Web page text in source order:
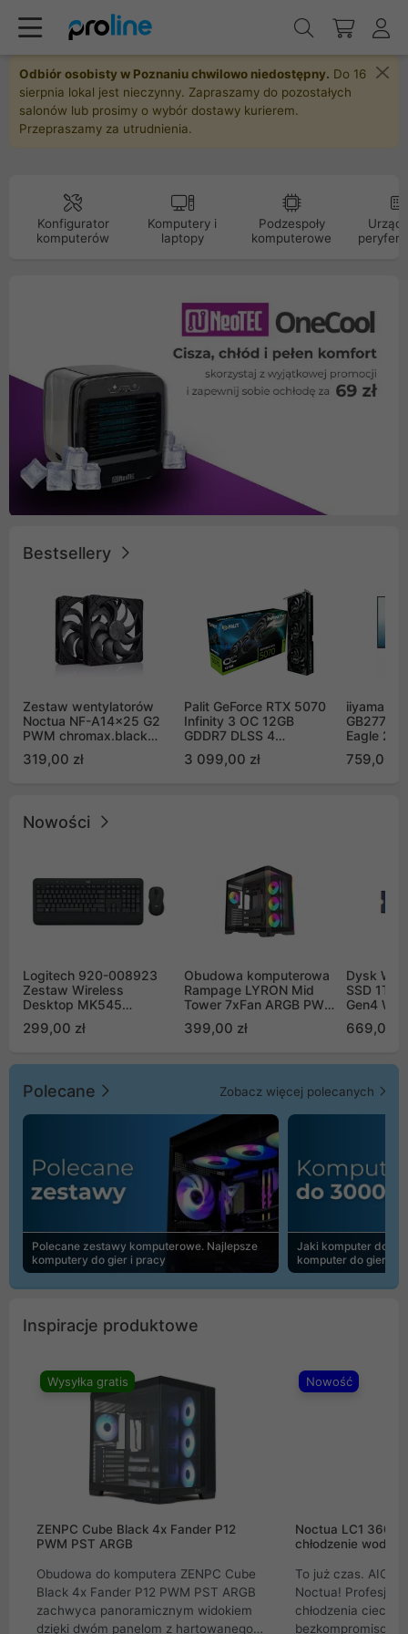
Odbiór osobisty w Poznaniu chwilowo niedostępny. Do 16
sierpnia lokal jest nieczynny. Zapraszamy do pozostałych
salonów lub prosimy o wybór dostawy kurierem.
Przepraszamy za utrudnienia.
Konfigurator
komputerów
Komputery i
laptopy
Podzespoły
komputerowe
Bestsellery
Zestaw wentylatorów
Noctua NF-A14x25 G2
PWM chromax.black
Push Pull (2szt)
319,00 zł
Palit GeForce RTX 5070
Infinity 3 OC 12GB
GDDR7 DLSS 4
GB2050S)
3 099,00 zł
iiyama G-
Eagle 27"
759,00 zł
Nowości
Logitech 920-008923
Zestaw Wireless
Desktop MK545
299,00 zł
Obudowa komputerowa
Rampage LYRON Mid
Tower 7xFan ARGB PWM
399,00 zł
Dysk WD
SSD 1TB
Gen4
669,00
Polecane Zobacz więcej polecanych
Polecane zestawy komputerowe. Najlepsze
komputery do gier i pracy
Jaki komputer do
komputer do gier |
Inspiracje produktowe
Wysyłka gratis
ZENPC Cube Black 4x Fander P12
PWM PST ARGB
Obudowa do komputera ZENPC Cube
Black 4x Fander P12 PWM PST ARGB
zachwyca panoramicznym widokiem
dzięki dwóm panelom z hartowanego
Nowość
Noctua LC1
chłodzenie wodne
To już czas. AIO
Noctua!
chłodzenia cieczą